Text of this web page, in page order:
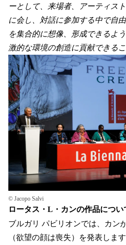
ーとして、来場者、アーティス
に会し、対話に参加する中で自
を集合的に想像、形成できるよ
激的な環境の創造に貢献できる
© Jacopo Salvi
ロータス・L・カンの作品につい
ブルガリ パビリオンでは、カンが
（欲望の顔は喪失）を発表しま